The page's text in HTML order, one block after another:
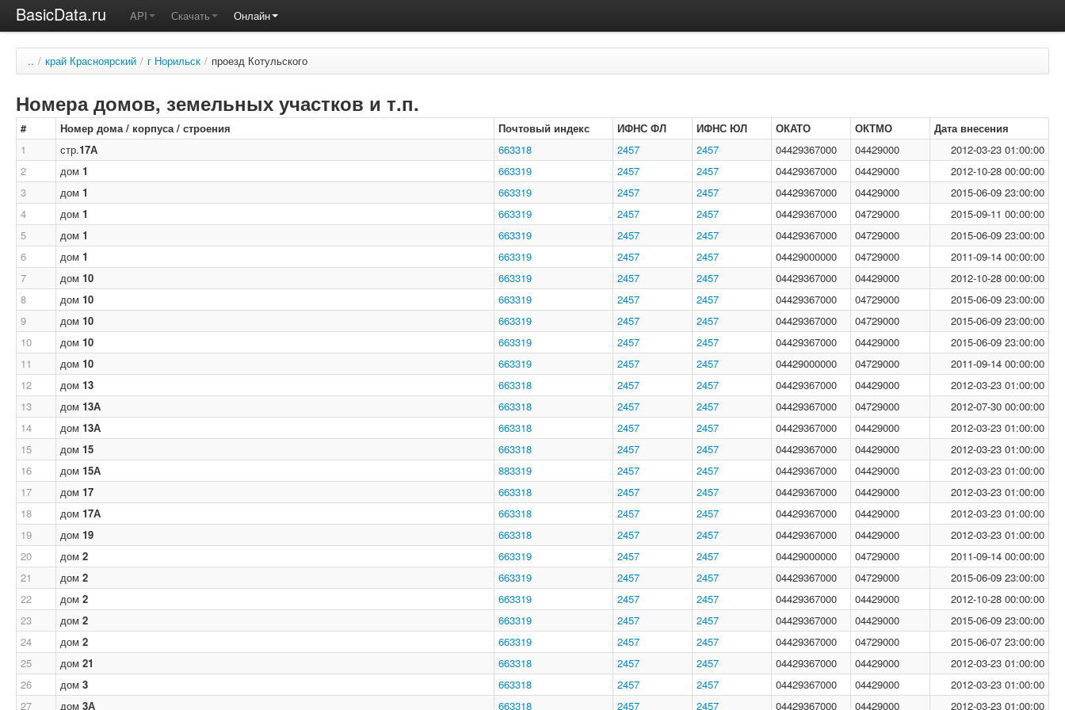
BasicData.ru API Скачать Онлайн
.. / край Красноярский / г Норильск / проезд Котульского
Номера домов, земельных участков и т.п.
# Номер дома / корпуса / строения Почтовый индекс ИФНС ФЛ ИФНС ЮЛ ОКАТО ОКТМО
Дата внесения
1
стр.17А 663318 2457 2457 04429367000 04429000
2012-03-23 01:00:00
2
дом 1 663319 2457 2457 04429367000 04429000
2012-10-28 00:00:00
3
дом 1 663319 2457 2457 04429367000 04429000
2015-06-09 23:00:00
4
дом 1 663319 2457 2457 04429367000 04729000
2015-09-11 00:00:00
5
дом 1 663319 2457 2457 04429367000 04729000
2015-06-09 23:00:00
6
дом 1 663319 2457 2457 04429000000 04729000
2011-09-14 00:00:00
7
дом 10 663319 2457 2457 04429367000 04429000
2012-10-28 00:00:00
8
дом 10 663319 2457 2457 04429367000 04729000
2015-06-09 23:00:00
9
дом 10 663319 2457 2457 04429367000 04729000
2015-06-09 23:00:00
10
дом 10 663319 2457 2457 04429367000 04429000
2015-06-09 23:00:00
11
дом 10 663319 2457 2457 04429000000 04729000
2011-09-14 00:00:00
12
дом 13 663318 2457 2457 04429367000 04429000
2012-03-23 01:00:00
13
дом 13А 663318 2457 2457 04429367000 04729000
2012-07-30 00:00:00
14
дом 13А 663318 2457 2457 04429367000 04429000
2012-03-23 01:00:00
15
дом 15 663318 2457 2457 04429367000 04429000
2012-03-23 01:00:00
16
дом 15А 883319 2457 2457 04429367000 04429000
2012-03-23 01:00:00
17
дом 17 663318 2457 2457 04429367000 04429000
2012-03-23 01:00:00
18
дом 17А 663318 2457 2457 04429367000 04429000
2012-03-23 01:00:00
19
дом 19 663318 2457 2457 04429367000 04429000
2012-03-23 01:00:00
20
дом 2 663319 2457 2457 04429000000 04729000
2011-09-14 00:00:00
21
дом 2 663319 2457 2457 04429367000 04729000
2015-06-09 23:00:00
22
дом 2 663319 2457 2457 04429367000 04429000
2012-10-28 00:00:00
23
дом 2 663319 2457 2457 04429367000 04429000
2015-06-09 23:00:00
24
дом 2 663319 2457 2457 04429367000 04729000
2015-06-07 23:00:00
25
дом 21 663318 2457 2457 04429367000 04429000
2012-03-23 01:00:00
26
дом 3 663318 2457 2457 04429367000 04429000
2012-03-23 01:00:00
27
дом 3А 663318 2457 2457 04429367000 04429000 2012-03-23 01:00:00